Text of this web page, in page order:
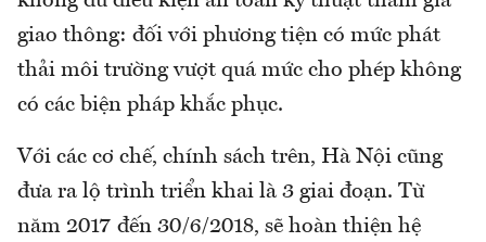
giao thông: đối với phương tiện có mức phát
thải môi trường vượt quá mức cho phép không
có các biện pháp khắc phục.
Với các cơ chế, chính sách trên, Hà Nội cũng
đưa ra lộ trình triển khai là 3 giai đoạn. Từ
năm 2017 đến 30/6/2018, sẽ hoàn thiện hệ